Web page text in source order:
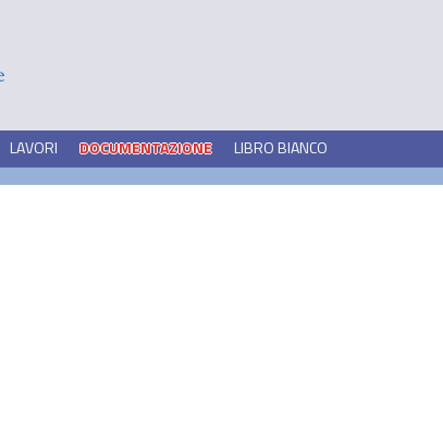
LAVORI DOCUMENTAZIONE LIBRO BIANCO